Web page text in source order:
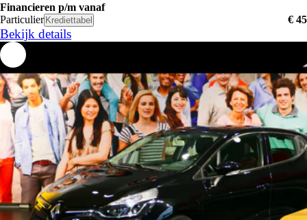
Financieren p/m vanaf
Particulier Krediettabel € 45
Bekijk details